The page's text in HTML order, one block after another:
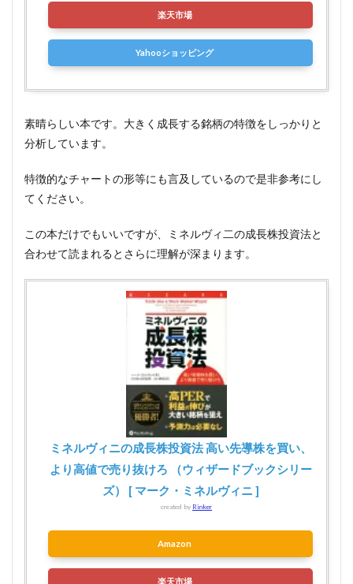
楽天市場
Yahooショッピング
素晴らしい本です。大きく成長する銘柄の特徴をしっかりと
分析しています。
特徴的なチャートの形等にも言及しているので是非参考にし
てください。
この本だけでもいいですが、ミネルヴィ二の成長株投資法と
合わせて読まれるとさらに理解が深まります。
ミネルヴィニの成長株投資法 高い先導株を買い、
より高値で売り抜けろ （ウィザードブックシリー
ズ） [ マーク・ミネルヴィニ ]
created by Rinker
Amazon
楽天市場